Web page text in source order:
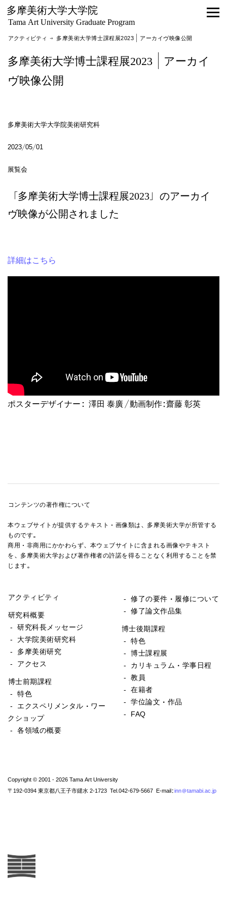
多摩美術大学大学院
Tama Art University Graduate Program
アクティビティ → 多摩美術大学博士課程展2023｜アーカイヴ映像公開
多摩美術大学博士課程展2023｜アーカイ
ヴ映像公開
多摩美術大学大学院美術研究科
2023/05/01
展覧会
「多摩美術大学博士課程展2023」のアーカイ
ヴ映像が公開されました
詳細はこちら
ポスターデザイナー：澤田 泰廣／動画制作:齋藤 彰英
コンテンツの著作権について
本ウェブサイトが提供するテキスト・画像類は、多摩美術大学が所管する
ものです。
商用・非商用にかかわらず、本ウェブサイトに含まれる画像やテキスト
を、多摩美術大学および著作権者の許諾を得ることなく利用することを禁
じます。
アクティビティ
研究科概要
- 研究科長メッセージ
- 大学院美術研究科
- 多摩美術研究
- アクセス
博士前期課程
- 特色
- エクスペリメンタル・ワー
クショップ
- 各領域の概要
- 修了の要件・履修について
- 修了論文作品集
博士後期課程
- 特色
- 博士課程展
- カリキュラム・学事日程
- 教員
- 在籍者
- 学位論文・作品
- FAQ
Copyright © 2001 - 2026 Tama Art University
〒192-0394 東京都八王子市鑓水 2-1723 Tel.042-679-5667 E-mail:inn@tamabi.ac.jp